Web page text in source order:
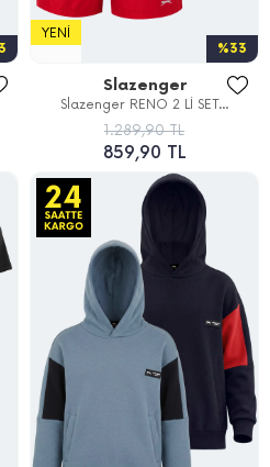
%33
YENI
Slazenger
Slazenger RENO 2 Lİ SET...
1.289,90 TL
859,90 TL